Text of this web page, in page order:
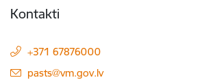
Kontakti
+371 67876000
E-pasts:
pasts@vm.gov.lv